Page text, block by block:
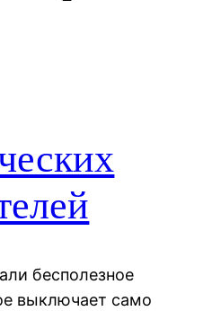
бесполезное
выключает само